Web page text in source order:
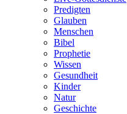
Predigten
Glauben
Menschen
Bibel
Prophetie
Wissen
Gesundheit
Kinder
Natur
Geschichte